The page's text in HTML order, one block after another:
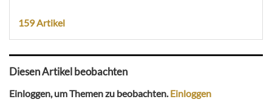
159 Artikel
Diesen Artikel beobachten
Einloggen, um Themen zu beobachten. Einloggen